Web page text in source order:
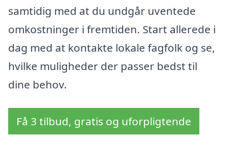
samtidig med at du undgår uventede
omkostninger i fremtiden. Start allerede i
dag med at kontakte lokale fagfolk og se,
hvilke muligheder der passer bedst til
dine behov.
Få 3 tilbud, gratis og uforpligtende